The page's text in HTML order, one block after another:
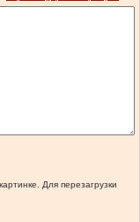
Для перезагрузки